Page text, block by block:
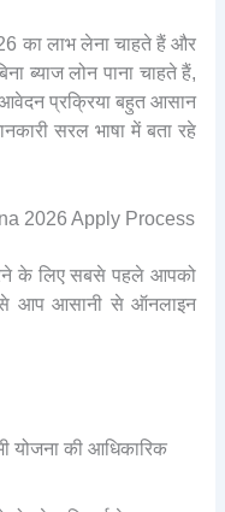
का लाभ लेना चाहते हैं और
ब्याज लोन पाना चाहते हैं,
प्रक्रिया बहुत आसान
सरल भाषा में बता रहे
2026 Apply Process
के लिए सबसे पहले आपको
से आप आसानी से ऑनलाइन
योजना की आधिकारिक